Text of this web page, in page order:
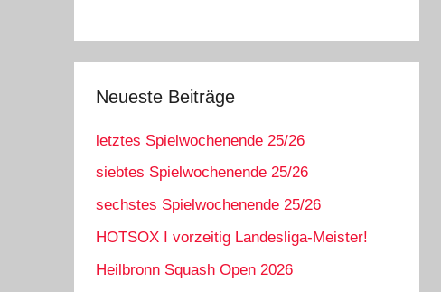
Neueste Beiträge
letztes Spielwochenende 25/26
siebtes Spielwochenende 25/26
sechstes Spielwochenende 25/26
HOTSOX I vorzeitig Landesliga-Meister!
Heilbronn Squash Open 2026